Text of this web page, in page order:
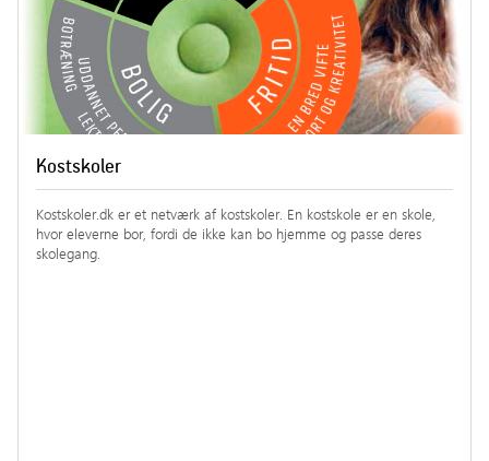
Kostskoler
Kostskoler.dk er et netværk af kostskoler. En kostskole er en skole,
hvor eleverne bor, fordi de ikke kan bo hjemme og passe deres
skolegang.